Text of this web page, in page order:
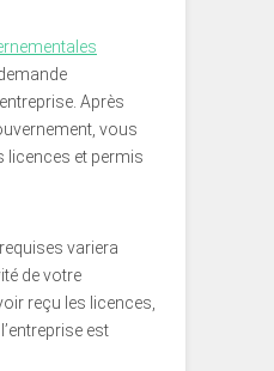
Après
vous
licences et permis
variera
de votre
reçu les licences,
est